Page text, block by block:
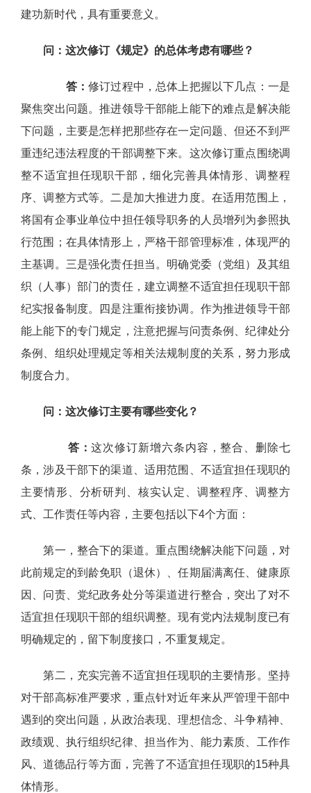
建功新时代，具有重要意义。
问：这次修订《规定》的总体考虑有哪些？
答：修订过程中，总体上把握以下几点：一是
聚焦突出问题。推进领导干部能上能下的难点是解决能
下问题，主要是怎样把那些存在一定问题、但还不到严
重违纪违法程度的干部调整下来。这次修订重点围绕调
整不适宜担任现职干部，细化完善具体情形、调整程
序、调整方式等。二是加大推进力度。在适用范围上，
将国有企事业单位中担任领导职务的人员增列为参照执
行范围；在具体情形上，严格干部管理标准，体现严的
主基调。三是强化责任担当。明确党委（党组）及其组
织（人事）部门的责任，建立调整不适宜担任现职干部
纪实报备制度。四是注重衔接协调。作为推进领导干部
能上能下的专门规定，注意把握与问责条例、纪律处分
条例、组织处理规定等相关法规制度的关系，努力形成
制度合力。
问：这次修订主要有哪些变化？
答：这次修订新增六条内容，整合、删除七
条，涉及干部下的渠道、适用范围、不适宜担任现职的
主要情形、分析研判、核实认定、调整程序、调整方
式、工作责任等内容，主要包括以下4个方面：
第一，整合下的渠道。重点围绕解决能下问题，对
此前规定的到龄免职（退休）、任期届满离任、健康原
因、问责、党纪政务处分等渠道进行整合，突出了对不
适宜担任现职干部的组织调整。现有党内法规制度已有
明确规定的，留下制度接口，不重复规定。
第二，充实完善不适宜担任现职的主要情形。坚持
对干部高标准严要求，重点针对近年来从严管理干部中
遇到的突出问题，从政治表现、理想信念、斗争精神、
政绩观、执行组织纪律、担当作为、能力素质、工作作
风、道德品行等方面，完善了不适宜担任现职的15种具
体情形。